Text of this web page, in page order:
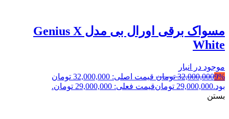
مسواک برقی اورال بی مدل Genius X
White
موجود در انبار
9%
32,000,000 تومان
قیمت اصلی: 32,000,000 تومان
بود.29,000,000 تومانقیمت فعلی: 29,000,000 تومان.
بستن